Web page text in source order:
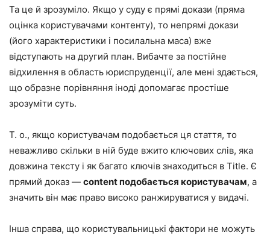
Та це й зрозуміло. Якщо у суду є прямі докази (пряма
оцінка користувачами контенту), то непрямі докази
(його характеристики і посилальна маса) вже
відступають на другий план. Вибачте за постійне
відхилення в область юриспруденції, але мені здається,
що образне порівняння іноді допомагає простіше
зрозуміти суть.
Т. о., якщо користувачам подобається ця стаття, то
неважливо скільки в ній буде вжито ключових слів, яка
довжина тексту і як багато ключів знаходиться в Title. Є
прямий доказ — content подобається користувачам, а
значить він має право високо ранжируватися у видачі.
Інша справа, що користувальницькі фактори не можуть